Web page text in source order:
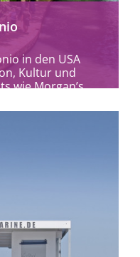
in den USA
Kultur und
wie Morgan’s